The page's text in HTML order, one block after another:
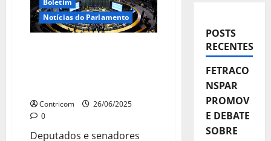
Notícias do Parlamento
Contricom
26/06/2025
0
Deputados e senadores
POSTS
RECENTES
FETRACO
NSPAR
PROMOV
E DEBATE
SOBRE